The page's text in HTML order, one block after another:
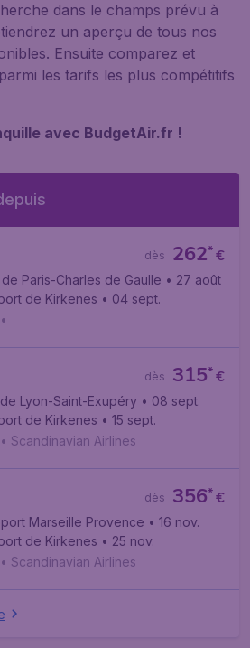
dans le champs prévu à
un aperçu de tous nos
Ensuite comparez et
les tarifs les plus compétitifs
avec BudgetAir.fr !
€
262*
dès
Paris-Charles de Gaulle • 27 août
de Kirkenes • 04 sept.
•
€
315*
dès
Lyon-Saint-Exupéry • 08 sept.
de Kirkenes • 15 sept.
• Scandinavian Airlines
€
356*
dès
Marseille Provence • 16 nov.
de Kirkenes • 25 nov.
• Scandinavian Airlines